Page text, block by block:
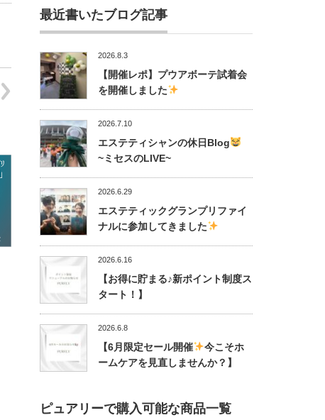
最近書いたブログ記事
2026.8.3
【開催レポ】プウアボーテ試着会
を開催しました
2026.7.10
エステティシャンの休日Blog
~ミセスのLIVE~
2026.6.29
エステティックグランプリファイ
ナルに参加してきました
2026.6.16
【お得に貯まる♪新ポイント制度ス
タート！】
2026.6.8
【6月限定セール開催
今こそホ
ームケアを見直しませんか？】
ピュアリーで購入可能な商品一覧